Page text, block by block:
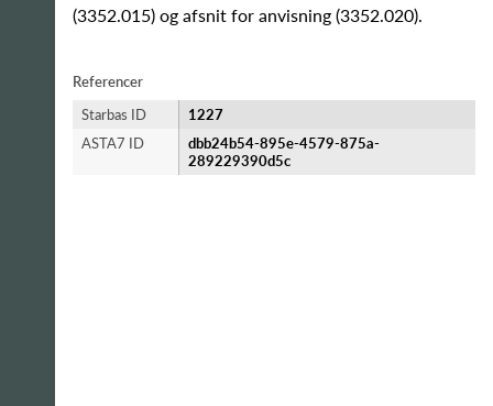
(3352.015) og afsnit for anvisning (3352.020).
Referencer
Starbas ID
1227
ASTA7 ID
dbb24b54-895e-4579-875a-
289229390d5c